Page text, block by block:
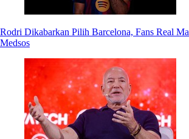
Rodri Dikabarkan Pilih Barcelona, Fans Real
Medsos